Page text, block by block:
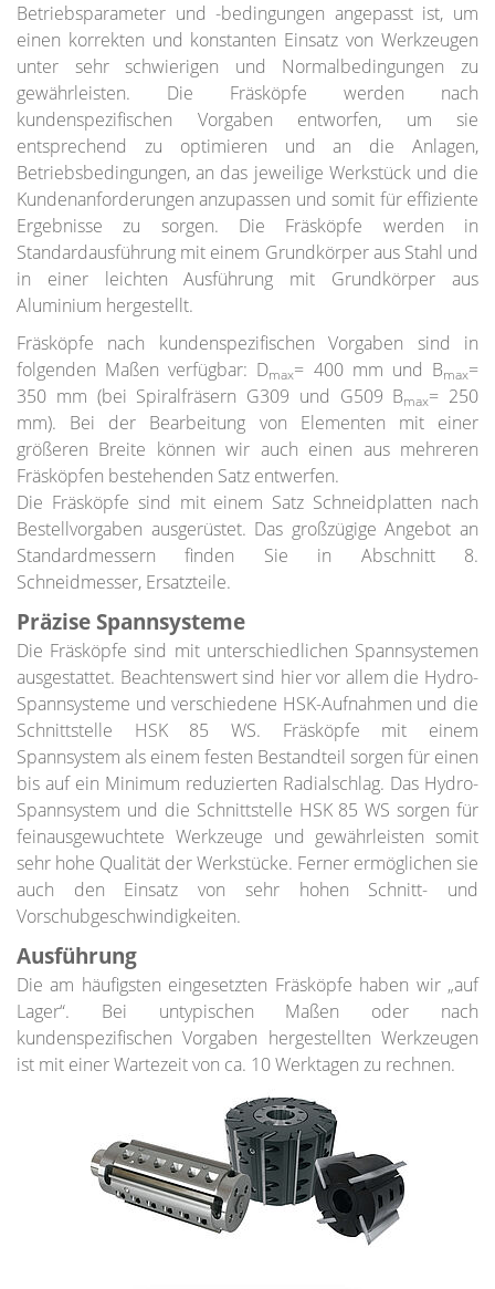
FABA METAL
Katalog in PDF-Format
Katalog in PDF-Format herunterladen (~80 MB) »
Betriebsparameter und -bedingungen angepasst ist, um
einen korrekten und konstanten Einsatz von Werkzeugen
unter sehr schwierigen und Normalbedingungen zu
gewährleisten. Die Fräsköpfe werden nach
kundenspezifischen Vorgaben entworfen, um sie
entsprechend zu optimieren und an die Anlagen,
Betriebsbedingungen, an das jeweilige Werkstück und die
Kundenanforderungen anzupassen und somit für effiziente
Ergebnisse zu sorgen. Die Fräsköpfe werden in
Standardausführung mit einem Grundkörper aus Stahl und
in einer leichten Ausführung mit Grundkörper aus
Aluminium hergestellt.
Fräsköpfe nach kundenspezifischen Vorgaben sind in
folgenden Maßen verfügbar: Dmax= 400 mm und Bmax=
350 mm (bei Spiralfräsern G309 und G509 Bmax= 250
mm). Bei der Bearbeitung von Elementen mit einer
größeren Breite können wir auch einen aus mehreren
Fräsköpfen bestehenden Satz entwerfen.
Die Fräsköpfe sind mit einem Satz Schneidplatten nach
Bestellvorgaben ausgerüstet. Das großzügige Angebot an
Standardmessern finden Sie in Abschnitt 8.
Schneidmesser, Ersatzteile.
Präzise Spannsysteme
Die Fräsköpfe sind mit unterschiedlichen Spannsystemen
ausgestattet. Beachtenswert sind hier vor allem die Hydro-
Spannsysteme und verschiedene HSK-Aufnahmen und die
Schnittstelle HSK 85 WS. Fräsköpfe mit einem
Spannsystem als einem festen Bestandteil sorgen für einen
bis auf ein Minimum reduzierten Radialschlag. Das Hydro-
Spannsystem und die Schnittstelle HSK 85 WS sorgen für
feinausgewuchtete Werkzeuge und gewährleisten somit
sehr hohe Qualität der Werkstücke. Ferner ermöglichen sie
auch den Einsatz von sehr hohen Schnitt- und
Vorschubgeschwindigkeiten.
Ausführung
Die am häufigsten eingesetzten Fräsköpfe haben wir „auf
Lager“. Bei untypischen Maßen oder nach
kundenspezifischen Vorgaben hergestellten Werkzeugen
ist mit einer Wartezeit von ca. 10 Werktagen zu rechnen.